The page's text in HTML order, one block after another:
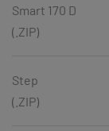
Smart 170 D
(.ZIP)
Step
(.ZIP)